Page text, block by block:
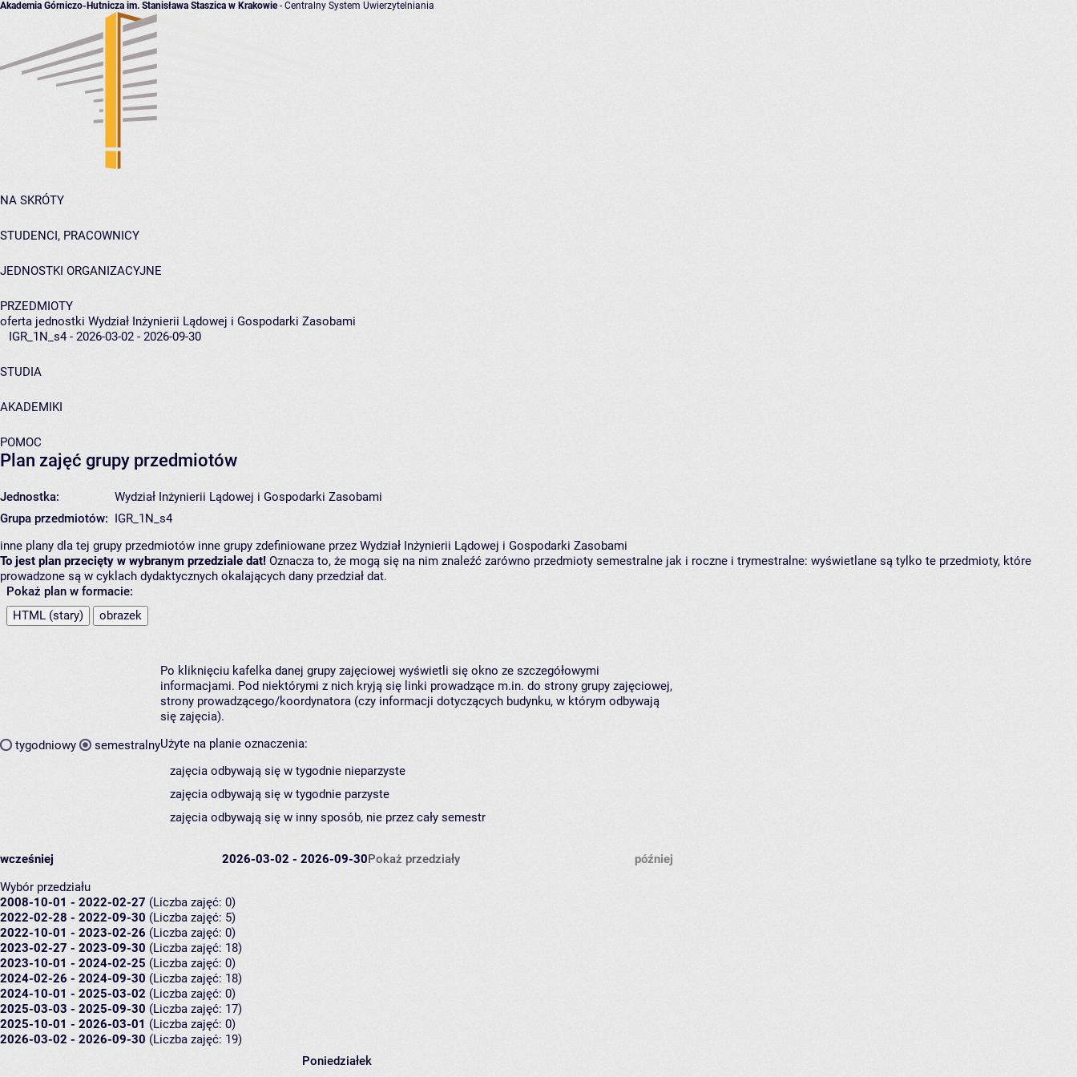
Akademia Górniczo-Hutnicza im. Stanisława Staszica w Krakowie- Centralny System Uwierzytelniania
NA SKRÓTY
STUDENCI, PRACOWNICY
JEDNOSTKI ORGANIZACYJNE
PRZEDMIOTY
oferta jednostki Wydział Inżynierii Lądowej i Gospodarki Zasobami
IGR_1N_s4 - 2026-03-02 - 2026-09-30
STUDIA
AKADEMIKI
POMOC
Plan zajęć grupy przedmiotów
Jednostka:
Wydział Inżynierii Lądowej i Gospodarki Zasobami
Grupa przedmiotów: IGR_1N_s4
inne plany dla tej grupy przedmiotów inne grupy zdefiniowane przez Wydział Inżynierii Lądowej i Gospodarki Zasobami
To jest plan przecięty w wybranym przedziale dat! Oznacza to, że mogą się na nim znaleźć zarówno przedmioty semestralne jak i roczne i trymestralne: wyświetlane są tylko te przedmioty, które
prowadzone są w cyklach dydaktycznych okalających dany przedział dat.
Pokaż plan w formacie:
HTML (stary)
obrazek
tygodniowy semestralny
Po kliknięciu kafelka danej grupy zajęciowej wyświetli się okno ze szczegółowymi
informacjami. Pod niektórymi z nich kryją się linki prowadzące m.in. do strony grupy zajęciowej,
strony prowadzącego/koordynatora (czy informacji dotyczących budynku, w którym odbywają
się zajęcia).
Użyte na planie oznaczenia:
zajęcia odbywają się w tygodnie nieparzyste
zajęcia odbywają się w tygodnie parzyste
zajęcia odbywają się w inny sposób, nie przez cały semestr
wcześniej 2026-03-02 - 2026-09-30Pokaż przedziały
później
Wybór przedziału
2008-10-01 - 2022-02-27 (Liczba zajęć: 0)
2022-02-28 - 2022-09-30 (Liczba zajęć: 5)
2022-10-01 - 2023-02-26 (Liczba zajęć: 0)
2023-02-27 - 2023-09-30 (Liczba zajęć: 18)
2023-10-01 - 2024-02-25 (Liczba zajęć: 0)
2024-02-26 - 2024-09-30 (Liczba zajęć: 18)
2024-10-01 - 2025-03-02 (Liczba zajęć: 0)
2025-03-03 - 2025-09-30 (Liczba zajęć: 17)
2025-10-01 - 2026-03-01 (Liczba zajęć: 0)
2026-03-02 - 2026-09-30 (Liczba zajęć: 19)
Poniedziałek